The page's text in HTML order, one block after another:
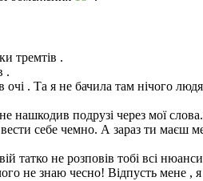
тремтів .
.
очі . Та я не бачила там нічого
нашкодив подрузі через мої слова.
себе чемно. А зараз ти маєш
татко не розповів тобі всі
не знаю чесно! Відпусть мене ,